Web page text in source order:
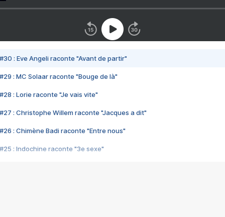
#30 : Eve Angeli raconte "Avant de partir"
#29 : MC Solaar raconte "Bouge de là"
#28 : Lorie raconte "Je vais vite"
#27 : Christophe Willem raconte "Jacques a dit"
#26 : Chimène Badi raconte "Entre nous"
#25 : Indochine raconte "3e sexe"